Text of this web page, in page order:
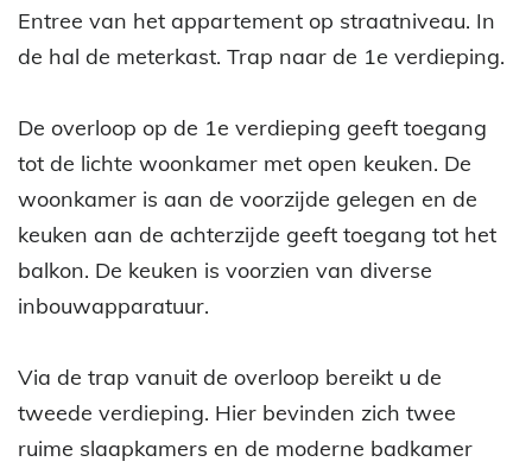
Entree van het appartement op straatniveau. In
de hal de meterkast. Trap naar de 1e verdieping.
De overloop op de 1e verdieping geeft toegang
tot de lichte woonkamer met open keuken. De
woonkamer is aan de voorzijde gelegen en de
keuken aan de achterzijde geeft toegang tot het
balkon. De keuken is voorzien van diverse
inbouwapparatuur.
Via de trap vanuit de overloop bereikt u de
tweede verdieping. Hier bevinden zich twee
ruime slaapkamers en de moderne badkamer